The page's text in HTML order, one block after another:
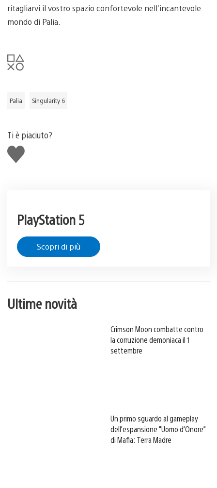
ritagliarvi il vostro spazio confortevole nell’incantevole
mondo di Palia.
Palia Singularity 6
Ti è piaciuto?
Mi
piace
PlayStation 5
Scopri di più
Ultime novità
Crimson Moon combatte contro
la corruzione demoniaca il 1
settembre
Un primo sguardo al gameplay
dell’espansione “Uomo d’Onore”
di Mafia: Terra Madre